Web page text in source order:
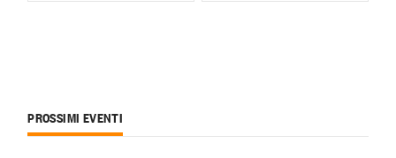
PROSSIMI EVENTI